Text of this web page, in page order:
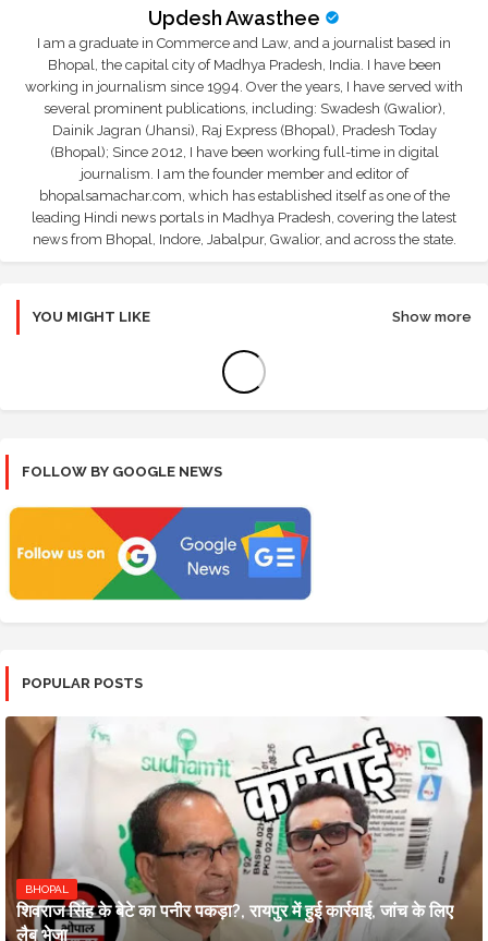
Updesh Awasthee
I am a graduate in Commerce and Law, and a journalist based in
Bhopal, the capital city of Madhya Pradesh, India. I have been
working in journalism since 1994. Over the years, I have served with
several prominent publications, including: Swadesh (Gwalior),
Dainik Jagran (Jhansi), Raj Express (Bhopal), Pradesh Today
(Bhopal); Since 2012, I have been working full-time in digital
journalism. I am the founder member and editor of
bhopalsamachar.com, which has established itself as one of the
leading Hindi news portals in Madhya Pradesh, covering the latest
news from Bhopal, Indore, Jabalpur, Gwalior, and across the state.
YOU MIGHT LIKE Show more
No results found
FOLLOW BY GOOGLE NEWS
POPULAR POSTS